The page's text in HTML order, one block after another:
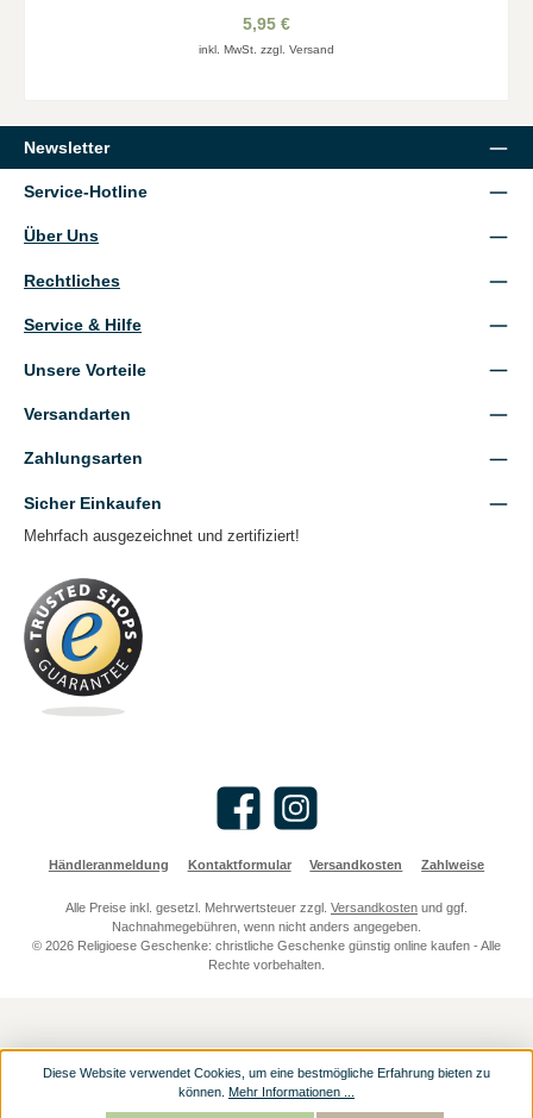
5,95 €
inkl. MwSt. zzgl. Versand
Newsletter
Service-Hotline
Über Uns
Rechtliches
Service & Hilfe
Unsere Vorteile
Versandarten
Zahlungsarten
Sicher Einkaufen
Mehrfach ausgezeichnet und zertifiziert!
Facebook Instagram
Händleranmeldung Kontaktformular Versandkosten Zahlweise
Alle Preise inkl. gesetzl. Mehrwertsteuer zzgl. Versandkosten und ggf.
Nachnahmegebühren, wenn nicht anders angegeben.
© 2026 Religioese Geschenke: christliche Geschenke günstig online kaufen - Alle
Rechte vorbehalten.
Diese Website verwendet Cookies, um eine bestmögliche Erfahrung bieten zu
können. Mehr Informationen ...